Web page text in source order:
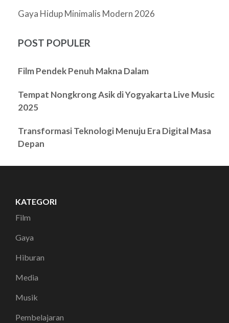
Gaya Hidup Minimalis Modern 2026
POST POPULER
Film Pendek Penuh Makna Dalam
Tempat Nongkrong Asik di Yogyakarta Live Music
2025
Transformasi Teknologi Menuju Era Digital Masa
Depan
KATEGORI
Film
Gaya
Hiburan
Media
Musik
Pembelajaran